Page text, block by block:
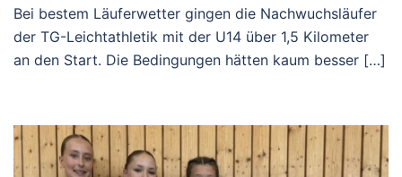
Bei bestem Läuferwetter gingen die Nachwuchsläufer
der TG-Leichtathletik mit der U14 über 1,5 Kilometer
an den Start. Die Bedingungen hätten kaum besser […]